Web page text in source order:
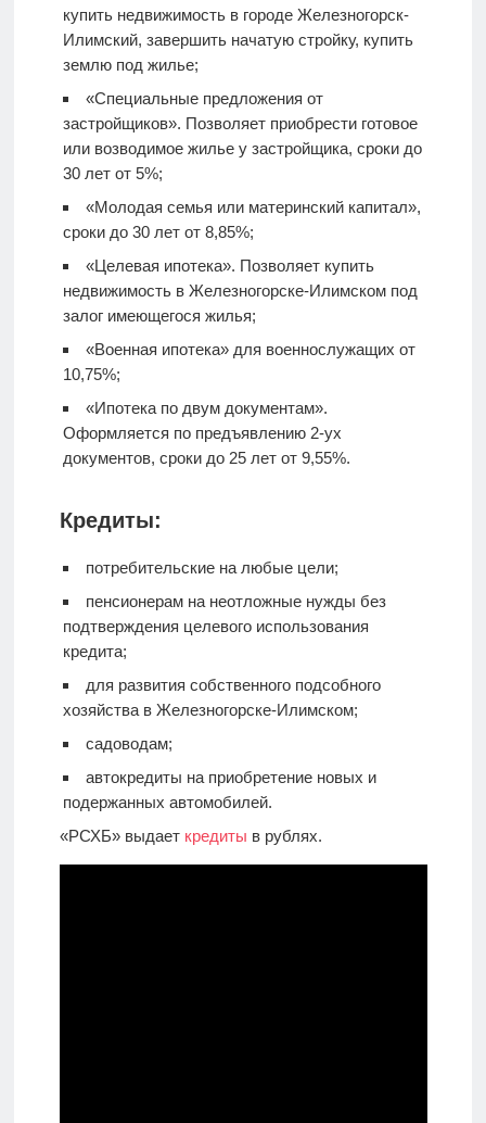
купить недвижимость в городе Железногорск-
Илимский, завершить начатую стройку, купить
землю под жилье;
«Специальные предложения от
застройщиков». Позволяет приобрести готовое
или возводимое жилье у застройщика, сроки до
30 лет от 5%;
«Молодая семья или материнский капитал»,
сроки до 30 лет от 8,85%;
«Целевая ипотека». Позволяет купить
недвижимость в Железногорске-Илимском под
залог имеющегося жилья;
«Военная ипотека» для военнослужащих от
10,75%;
«Ипотека по двум документам».
Оформляется по предъявлению 2-ух
документов, сроки до 25 лет от 9,55%.
Кредиты:
потребительские на любые цели;
пенсионерам на неотложные нужды без
подтверждения целевого использования
кредита;
для развития собственного подсобного
хозяйства в Железногорске-Илимском;
садоводам;
автокредиты на приобретение новых и
подержанных автомобилей.
«РСХБ» выдает кредиты в рублях.